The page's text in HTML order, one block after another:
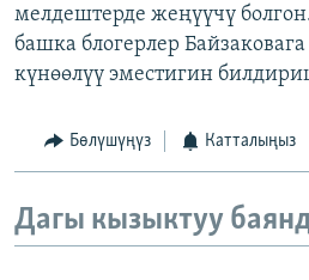
мелдештерде жеңүүчү
башка блогерлер
күнөөлүү эместигин
Бөлүшүңүз Катталыңыз
Дагы кызыктуу